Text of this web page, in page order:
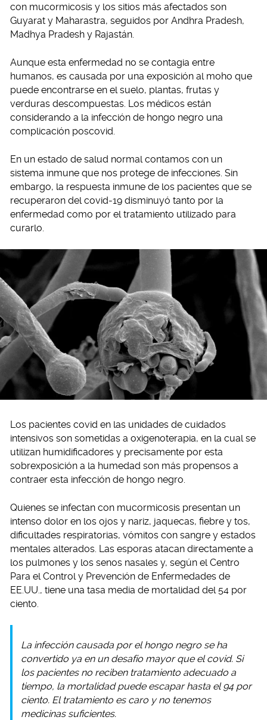
con mucormicosis y los sitios más afectados son
Guyarat y Maharastra, seguidos por Andhra Pradesh,
Madhya Pradesh y Rajastán.
Aunque esta enfermedad no se contagia entre
humanos, es causada por una exposición al moho que
puede encontrarse en el suelo, plantas, frutas y
verduras descompuestas. Los médicos están
considerando a la infección de hongo negro una
complicación poscovid.
En un estado de salud normal contamos con un
sistema inmune que nos protege de infecciones. Sin
embargo, la respuesta inmune de los pacientes que se
recuperaron del covid-19 disminuyó tanto por la
enfermedad como por el tratamiento utilizado para
curarlo.
Los pacientes covid en las unidades de cuidados
intensivos son sometidas a oxigenoterapia, en la cual se
utilizan humidificadores y precisamente por esta
sobrexposición a la humedad son más propensos a
contraer esta infección de hongo negro.
Quienes se infectan con mucormicosis presentan un
intenso dolor en los ojos y nariz, jaquecas, fiebre y tos,
dificultades respiratorias, vómitos con sangre y estados
mentales alterados. Las esporas atacan directamente a
los pulmones y los senos nasales y, según el Centro
Para el Control y Prevención de Enfermedades de
EE.UU., tiene una tasa media de mortalidad del 54 por
ciento.
La infección causada por el hongo negro se ha
convertido ya en un desafío mayor que el covid. Si
los pacientes no reciben tratamiento adecuado a
tiempo, la mortalidad puede escapar hasta el 94 por
ciento. El tratamiento es caro y no tenemos
medicinas suficientes.